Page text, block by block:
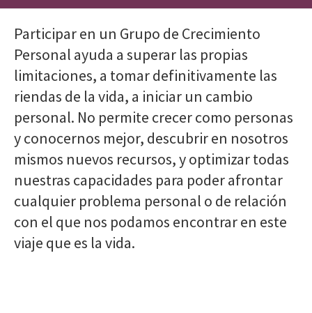
Participar en un Grupo de Crecimiento
Personal ayuda a superar las propias
limitaciones, a tomar definitivamente las
riendas de la vida, a iniciar un cambio
personal. No permite crecer como personas
y conocernos mejor, descubrir en nosotros
mismos nuevos recursos, y optimizar todas
nuestras capacidades para poder afrontar
cualquier problema personal o de relación
con el que nos podamos encontrar en este
viaje que es la vida.